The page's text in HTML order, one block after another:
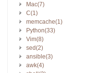
Mac(7)
C(1)
memcache(1)
Python(33)
Vim(8)
sed(2)
ansible(3)
awk(4)